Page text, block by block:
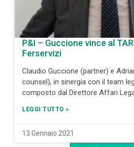
P&I – Guccione vince al
Ferservizi
Claudio Guccione (partner) e
counsel), in sinergia con il team
composto dal Direttore Affari
LEGGI TUTTO »
13 Gennaio 2021